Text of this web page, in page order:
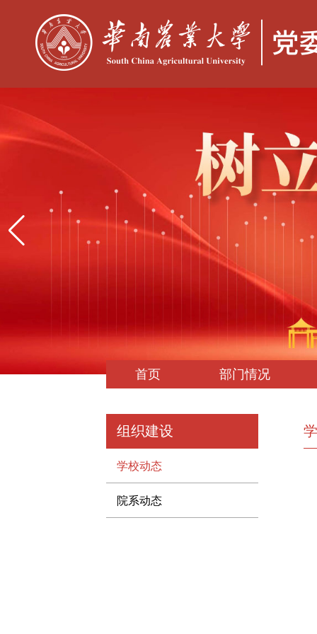
首页 部门情况
组织建设
学校动态
院系动态